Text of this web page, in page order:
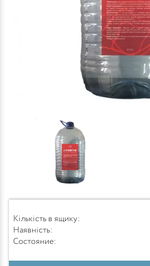
Кількість в ящику:
Наявність:
Состояние: